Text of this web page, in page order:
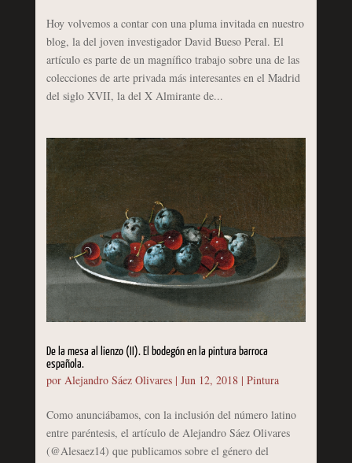
Hoy volvemos a contar con una pluma invitada en nuestro
blog, la del joven investigador David Bueso Peral. El
artículo es parte de un magnífico trabajo sobre una de las
colecciones de arte privada más interesantes en el Madrid
del siglo XVII, la del X Almirante de...
De la mesa al lienzo (II). El bodegón en la pintura barroca
española.
por Alejandro Sáez Olivares| Jun 12, 2018| Pintura
Como anunciábamos, con la inclusión del número latino
entre paréntesis, el artículo de Alejandro Sáez Olivares
(@Alesaez14) que publicamos sobre el género del